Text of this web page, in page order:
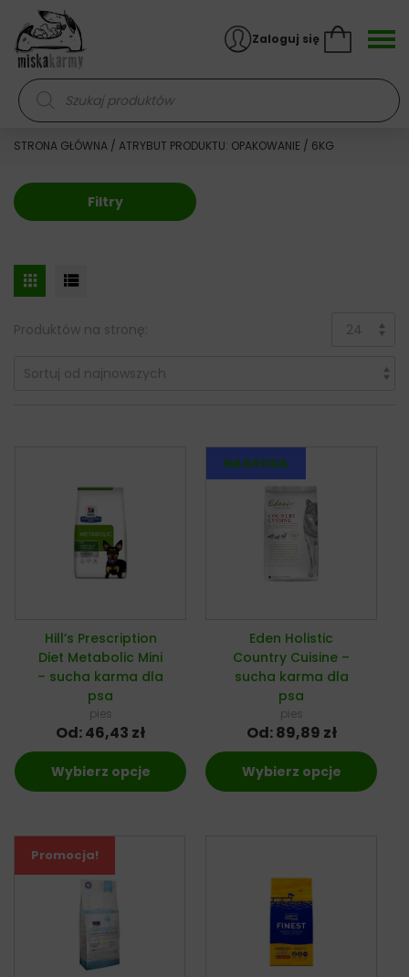
Skocz do treści
Wyszukiwarka produktów
Zaloguj się
STRONA GŁÓWNA / ATRYBUT PRODUKTU: OPAKOWANIE / 6KG
Filtry
Produktów na stronę:
Hill’s Prescription
Diet Metabolic Mini
– sucha karma dla
psa
pies
Od:46,43 zł
Wybierz opcje
Eden Holistic
Country Cuisine –
sucha karma dla
psa
pies
Od:89,89 zł
Wybierz opcje
Promocja!